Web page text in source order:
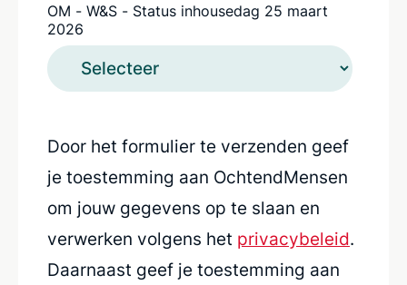
OM - W&S - Status inhousedag 25 maart
2026
Door het formulier te verzenden geef
je toestemming aan OchtendMensen
om jouw gegevens op te slaan en
verwerken volgens het privacybeleid.
Daarnaast geef je toestemming aan